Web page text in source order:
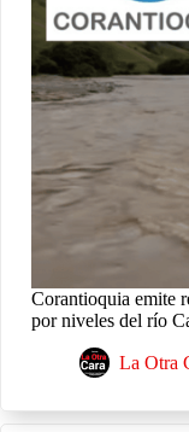
Corantioquia emite
por niveles del río
La Otra